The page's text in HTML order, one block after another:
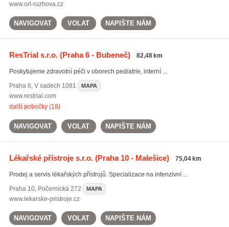
www.orl-ruzhova.cz
NAVIGOVAT VOLAT NAPIŠTE NÁM
ResTrial s.r.o.(Praha 6 - Bubeneč) 82,48 km
Poskytujeme zdravotní péči v oborech pediatrie, interní ...
Praha 6, V sadech 1081 MAPA
www.restrial.com
další pobočky (18)
NAVIGOVAT VOLAT NAPIŠTE NÁM
Lékařské přístroje s.r.o.(Praha 10 - Malešice) 75,04 km
Prodej a servis lékařských přístrojů. Specializace na intenzivní ...
Praha 10, Počernická 272 MAPA
www.lekarske-pristroje.cz
NAVIGOVAT VOLAT NAPIŠTE NÁM